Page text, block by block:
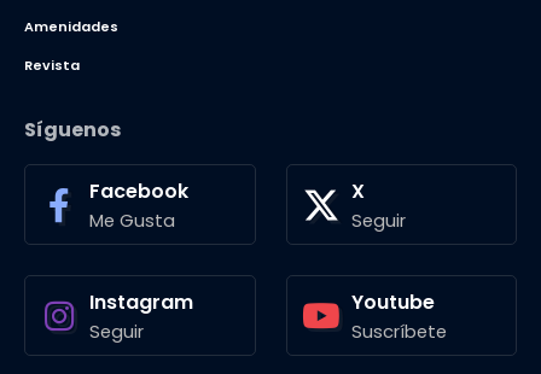
Amenidades
Revista
Síguenos
Facebook
Me Gusta
X
Seguir
Instagram
Seguir
Youtube
Suscríbete